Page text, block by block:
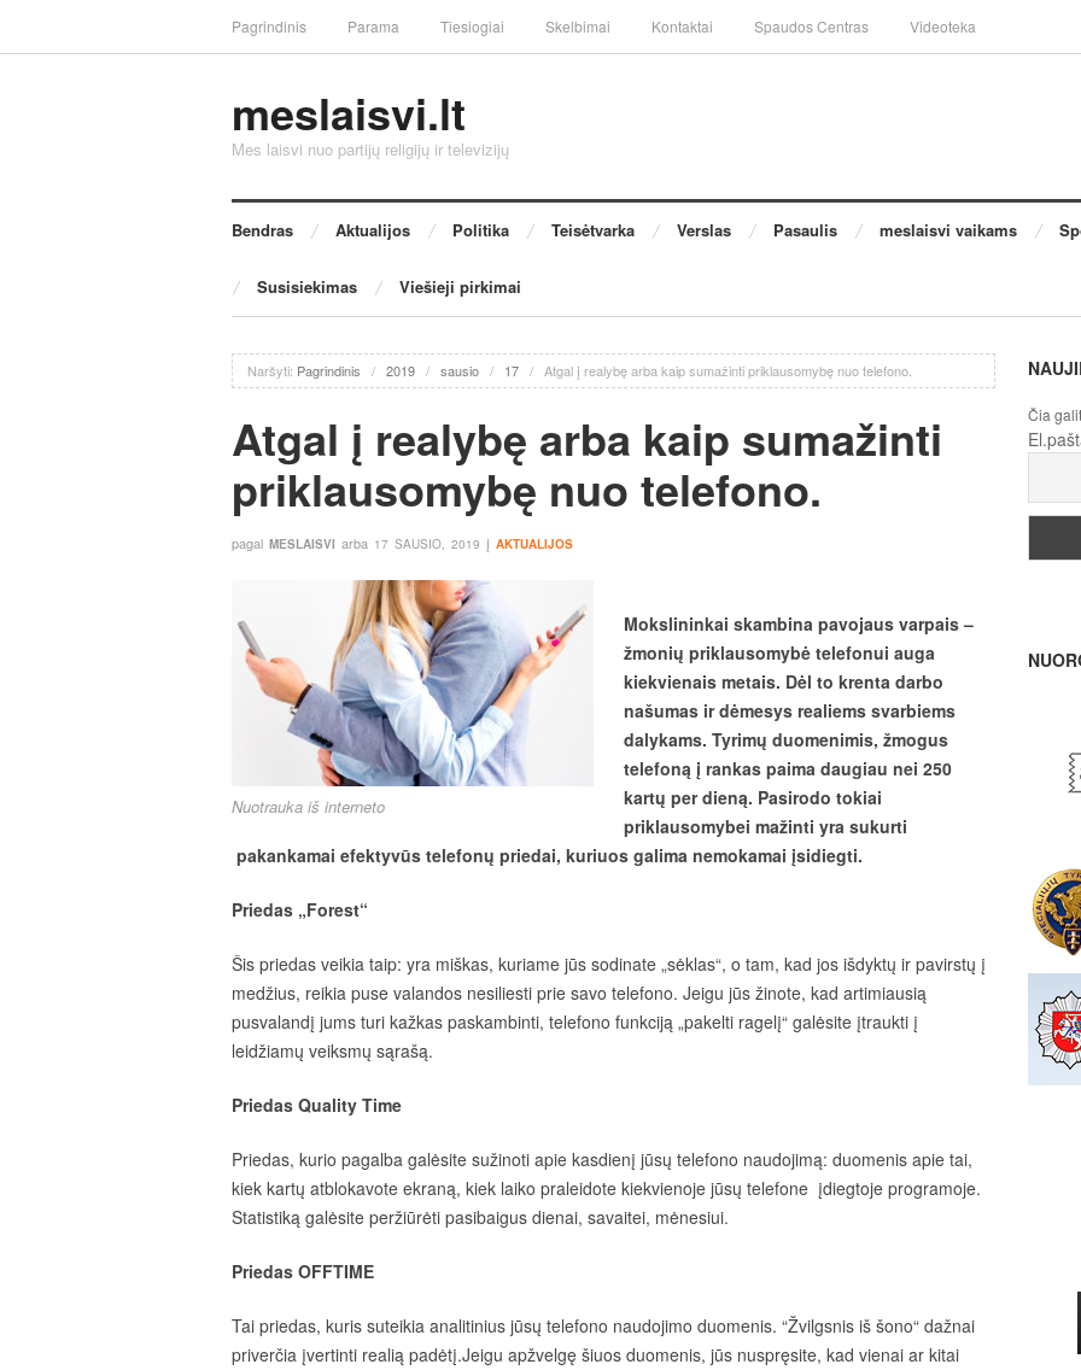
Pagrindinis Parama Tiesiogiai Skelbimai Kontaktai Spaudos Centras Videoteka
meslaisvi.lt
Mes laisvi nuo partijų religijų ir televizijų
Bendras Aktualijos Politika Teisėtvarka Verslas Pasaulis meslaisvi vaikams
Susisiekimas Viešieji pirkimai
Naršyti: Pagrindinis / 2019 / sausio / 17 / Atgal į realybę arba kaip sumažinti priklausomybę nuo telefono.
Atgal į realybę arba kaip sumažinti
priklausomybę nuo telefono.
pagal MESLAISVI arba 17 SAUSIO, 2019 į AKTUALIJOS
Nuotrauka iš interneto
Mokslininkai skambina pavojaus varpais –
žmonių priklausomybė telefonui auga
kiekvienais metais. Dėl to krenta darbo
našumas ir dėmesys realiems svarbiems
dalykams. Tyrimų duomenimis, žmogus
telefoną į rankas paima daugiau nei 250
kartų per dieną. Pasirodo tokiai
priklausomybei mažinti yra sukurti
pakankamai efektyvūs telefonų priedai, kuriuos galima nemokamai įsidiegti.
Priedas „Forest“
Šis priedas veikia taip: yra miškas, kuriame jūs sodinate „sėklas“, o tam, kad jos išdyktų ir pavirstų į
medžius, reikia puse valandos nesiliesti prie savo telefono. Jeigu jūs žinote, kad artimiausią
pusvalandį jums turi kažkas paskambinti, telefono funkciją „pakelti ragelį“ galėsite įtraukti į
leidžiamų veiksmų sąrašą.
Priedas Quality Time
Priedas, kurio pagalba galėsite sužinoti apie kasdienį jūsų telefono naudojimą: duomenis apie tai,
kiek kartų atblokavote ekraną, kiek laiko praleidote kiekvienoje jūsų telefone įdiegtoje programoje.
Statistiką galėsite peržiūrėti pasibaigus dienai, savaitei, mėnesiui.
Priedas OFFTIME
Tai priedas, kuris suteikia analitinius jūsų telefono naudojimo duomenis. “Žvilgsnis iš šono“ dažnai
priverčia įvertinti realią padėtį.Jeigu apžvelgę šiuos duomenis, jūs nuspręsite, kad vienai ar kitai
Čia